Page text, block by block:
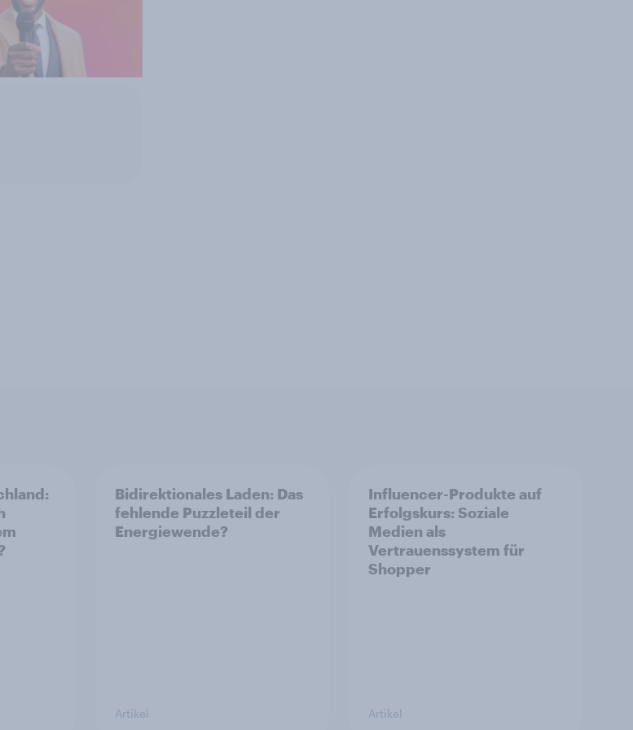
Bidirektionales Laden: Das
fehlende Puzzleteil der
Energiewende?
Artikel
Influencer-Produkte auf
Erfolgskurs: Soziale
Medien als
Vertrauenssystem für
Shopper
Artikel